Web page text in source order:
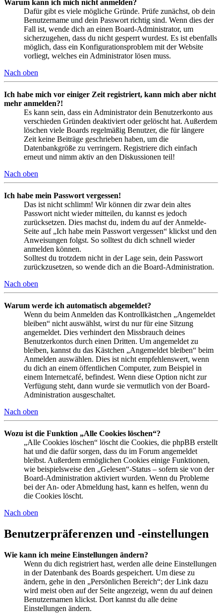
Warum kann ich mich nicht anmelden?
Dafür gibt es viele mögliche Gründe. Prüfe zunächst, ob dein
Benutzername und dein Passwort richtig sind. Wenn dies der
Fall ist, wende dich an einen Board-Administrator, um
sicherzugehen, dass du nicht gesperrt wurdest. Es ist ebenfalls
möglich, dass ein Konfigurationsproblem mit der Website
vorliegt, welches ein Administrator lösen muss.
Nach oben
Ich habe mich vor einiger Zeit registriert, kann mich aber nicht
mehr anmelden?!
Es kann sein, dass ein Administrator dein Benutzerkonto aus
verschieden Gründen deaktiviert oder gelöscht hat. Außerdem
löschen viele Boards regelmäßig Benutzer, die für längere
Zeit keine Beiträge geschrieben haben, um die
Datenbankgröße zu verringern. Registriere dich einfach
erneut und nimm aktiv an den Diskussionen teil!
Nach oben
Ich habe mein Passwort vergessen!
Das ist nicht schlimm! Wir können dir zwar dein altes
Passwort nicht wieder mitteilen, du kannst es jedoch
zurücksetzen. Dies machst du, indem du auf der Anmelde-
Seite auf „Ich habe mein Passwort vergessen“ klickst und den
Anweisungen folgst. So solltest du dich schnell wieder
anmelden können.
Solltest du trotzdem nicht in der Lage sein, dein Passwort
zurückzusetzen, so wende dich an die Board-Administration.
Nach oben
Warum werde ich automatisch abgemeldet?
Wenn du beim Anmelden das Kontrollkästchen „Angemeldet
bleiben“ nicht auswählst, wirst du nur für eine Sitzung
angemeldet. Dies verhindert den Missbrauch deines
Benutzerkontos durch einen Dritten. Um angemeldet zu
bleiben, kannst du das Kästchen „Angemeldet bleiben“ beim
Anmelden auswählen. Dies ist nicht empfehlenswert, wenn
du dich an einem öffentlichen Computer, zum Beispiel in
einem Internetcafé, befindest. Wenn diese Option nicht zur
Verfügung steht, dann wurde sie vermutlich von der Board-
Administration ausgeschaltet.
Nach oben
Wozu ist die Funktion „Alle Cookies löschen“?
„Alle Cookies löschen“ löscht die Cookies, die phpBB erstellt
hat und die dafür sorgen, dass du im Forum angemeldet
bleibst. Außerdem ermöglichen Cookies einige Funktionen,
wie beispielsweise den „Gelesen“-Status – sofern sie von der
Board-Administration aktiviert wurden. Wenn du Probleme
bei der An- oder Abmeldung hast, kann es helfen, wenn du
die Cookies löscht.
Nach oben
Benutzerpräferenzen und -einstellungen
Wie kann ich meine Einstellungen ändern?
Wenn du dich registriert hast, werden alle deine Einstellungen
in der Datenbank des Boards gespeichert. Um diese zu
ändern, gehe in den „Persönlichen Bereich“; der Link dazu
wird meist oben auf der Seite angezeigt, wenn du auf deinen
Benutzernamen klickst. Dort kannst du alle deine
Einstellungen ändern.